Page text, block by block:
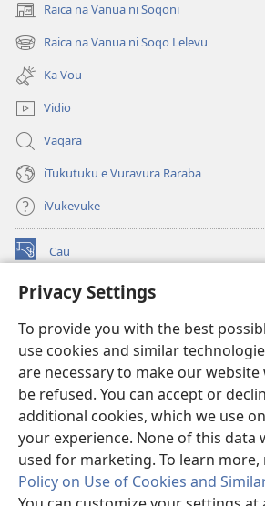
Privacy Settings
To provide you with the best
use cookies and similar
are necessary to make our
be refused. You can accept or
additional cookies, which we use
your experience. None of this data
used for marketing. To learn more,
Policy on Use of Cookies and
Raica na Vanua ni Soqoni
(opens
new
window)
Raica na Vanua ni Soqo Lelevu
(opens
new
window)
Ka Vou
Vidio
Vaqara
iTukutuku e Vuravura Raraba
iVukevuke
Cau
(opens
window)Watchtower LAIBRI ENA INTERNET™
new
window)JW Hub ®
(opens
new
window)
®
Watchtower Library